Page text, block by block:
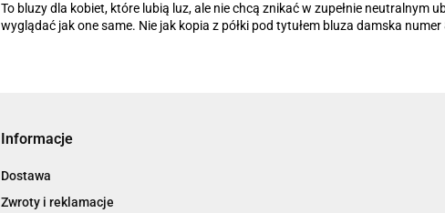
To bluzy dla kobiet, które lubią luz, ale nie chcą znikać w zupełnie neutralnym
wyglądać jak one same. Nie jak kopia z półki pod tytułem bluza damska numer
Informacje
Dostawa
Zwroty i reklamacje